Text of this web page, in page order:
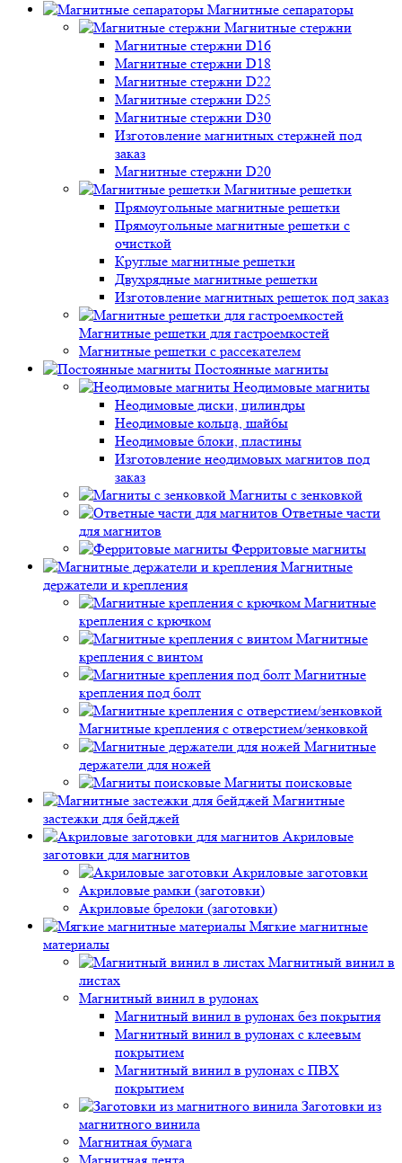
Магнитные сепараторы
Магнитные стержни
Магнитные стержни D16
Магнитные стержни D18
Магнитные стержни D22
Магнитные стержни D25
Магнитные стержни D30
Изготовление магнитных стержней под
заказ
Магнитные стержни D20
Магнитные решетки
Прямоугольные магнитные решетки
Прямоугольные магнитные решетки с
очисткой
Круглые магнитные решетки
Двухрядные магнитные решетки
Изготовление магнитных решеток под заказ
Магнитные решетки для гастроемкостей
Магнитные решетки с рассекателем
Постоянные магниты
Неодимовые магниты
Неодимовые диски, цилиндры
Неодимовые кольца, шайбы
Неодимовые блоки, пластины
Изготовление неодимовых магнитов под
заказ
Магниты с зенковкой
Ответные части
для магнитов
Ферритовые магниты
Магнитные
держатели и крепления
Магнитные
крепления с крючком
Магнитные
крепления с винтом
Магнитные
крепления под болт
Магнитные крепления с отверстием/зенковкой
Магнитные
держатели для ножей
Магниты поисковые
Магнитные
застежки для бейджей
Акриловые
заготовки для магнитов
Акриловые заготовки
Акриловые рамки (заготовки)
Акриловые брелоки (заготовки)
Мягкие магнитные
материалы
Магнитный винил в
листах
Магнитный винил в рулонах
Магнитный винил в рулонах без покрытия
Магнитный винил в рулонах с клеевым
покрытием
Магнитный винил в рулонах с ПВХ
покрытием
Заготовки из
магнитного винила
Магнитная бумага